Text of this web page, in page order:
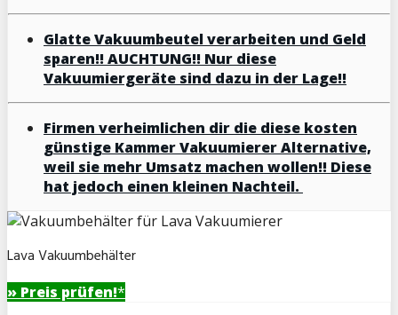
Glatte Vakuumbeutel verarbeiten und Geld
sparen!! AUCHTUNG!! Nur diese
Vakuumiergeräte sind dazu in der Lage!!
Firmen verheimlichen dir die diese kosten
günstige Kammer Vakuumierer Alternative,
weil sie mehr Umsatz machen wollen!! Diese
hat jedoch einen kleinen Nachteil.
Lava Vakuumbehälter
» Preis prüfen!*